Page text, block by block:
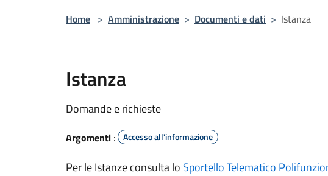
Home > Amministrazione > Documenti e dati > Istanza
Istanza
Domande e richieste
Argomenti : Accesso all'informazione
Per le Istanze consulta lo Sportello Telematico